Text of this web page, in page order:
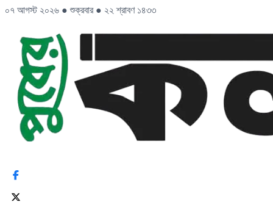
০৭ আগস্ট ২০২৬ ● শুক্রবার ● ২২ শ্রাবণ ১৪৩৩